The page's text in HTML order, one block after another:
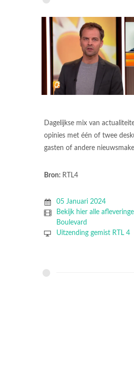
Dagelijkse mix van
opinies met één of twee
gasten of andere
Bron: RTL4
05 Januari 2024
Bekijk hier alle
Boulevard
Uitzending gemist RTL 4